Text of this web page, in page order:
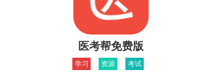
医考帮免费版
学习 资源 考试